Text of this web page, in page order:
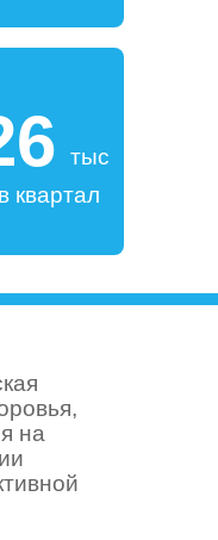
на
квартал
тыс